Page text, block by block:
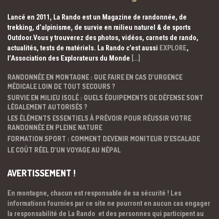
Lancé en 2011, La Rando est un Magazine de randonnée, de
trekking, d’alpinisme, de survie en milieu naturel & de sports
Outdoor.Vous y trouverez des photos, vidéos, carnets de rando,
actualités, tests de matériels. La Rando c’est aussi EXPLORE,
l’Association des Explorateurs du Monde […]
RANDONNÉE EN MONTAGNE : QUE FAIRE EN CAS D’URGENCE
MÉDICALE LOIN DE TOUT SECOURS ?
SURVIE EN MILIEU ISOLÉ : QUELS ÉQUIPEMENTS DE DÉFENSE SONT
LÉGALEMENT AUTORISÉS ?
LES ÉLÉMENTS ESSENTIELS À PRÉVOIR POUR RÉUSSIR VOTRE
RANDONNÉE EN PLEINE NATURE
FORMATION SPORT : COMMENT DEVENIR MONITEUR D’ESCALADE
LE COÛT RÉEL D’UN VOYAGE AU NÉPAL
AVERTISSEMENT !
En montagne, chacun est responsable de sa sécurité ! Les
informations fournies par ce site ne pourront en aucun cas engager
la responsabilité de La Rando et des personnes qui participent au